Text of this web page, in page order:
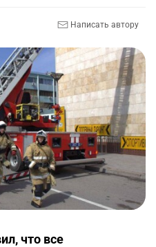
Написать автору
что все